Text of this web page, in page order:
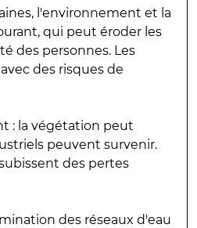
l'environnement et la
qui peut éroder les
des personnes. Les
des risques de
: la végétation peut
peuvent survenir.
des pertes
des réseaux d'eau